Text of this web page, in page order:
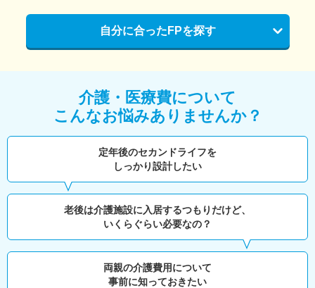
自分に合ったFPを探す
介護・医療費について
こんなお悩みありませんか？
定年後のセカンドライフを
しっかり設計したい
老後は介護施設に入居するつもりだけど、
いくらぐらい必要なの？
両親の介護費用について
事前に知っておきたい